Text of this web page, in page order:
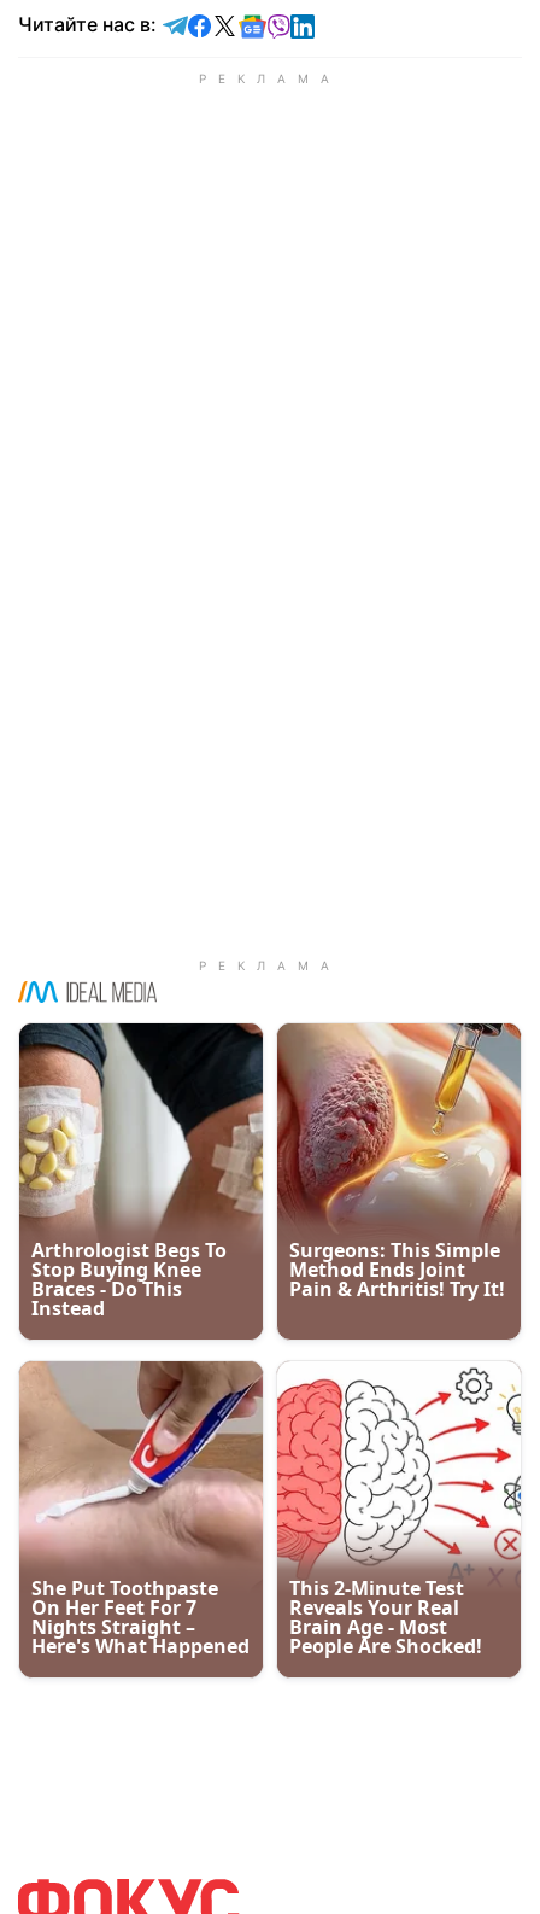
Читайте нас в: Читайте в Telegram
Читайте в Facebook
Читайте в X
Читайте в Google news
Читайте в Viber
Читайте в LinkedIn